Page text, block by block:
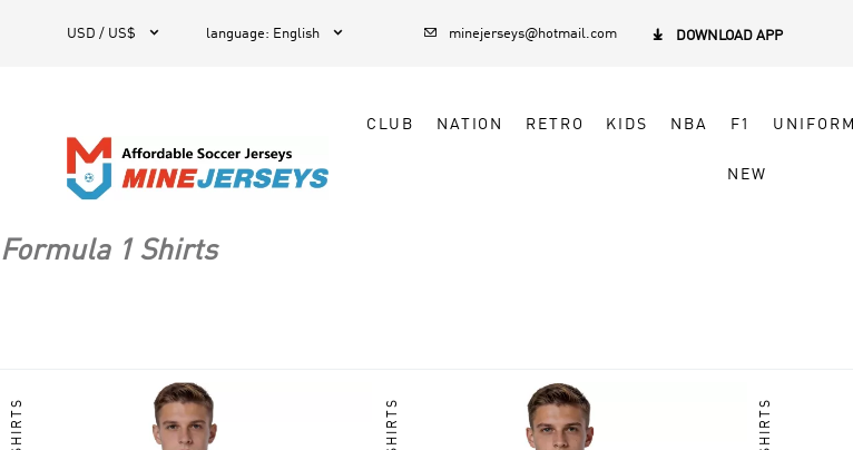
USD / US$  language: English   minejerseys@hotmail.com  DOWNLOAD APP
CLUB NATION RETRO KIDS NBA F1 UNIFORM
NEW
Formula 1 Shirts